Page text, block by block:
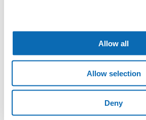
Allow all
Allow selection
Deny
エクボクロークを使って
全国1000箇所
コインロッカー